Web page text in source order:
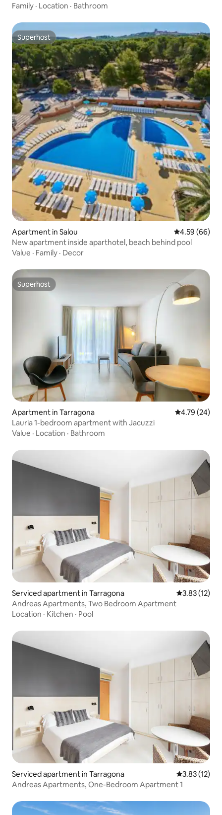
Family · Location · Bathroom
Superhost
Superhost
Apartment in Salou 4.59 out of 5
4.59 (66)
New apartment inside aparthotel, beach behind pool
Value · Family · Decor
Superhost
Superhost
Apartment in Tarragona 4.79 out of 5
4.79 (24)
Lauria 1-bedroom apartment with Jacuzzi
Value · Location · Bathroom
Serviced apartment in Tarragona 3.83 out of 5
3.83 (12)
Andreas Apartments, Two Bedroom Apartment
Location · Kitchen · Pool
Serviced apartment in Tarragona 3.83 out of 5
3.83 (12)
Andreas Apartments, One-Bedroom Apartment 1